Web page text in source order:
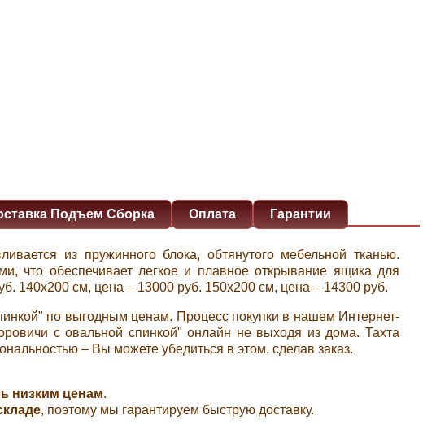
Подъем Сборка Оплата Гарантии
из пружинного блока, обтянутого мебельной тканью.
что обеспечивает легкое и плавное открывание ящика для
140x200 см, цена – 13000 руб. 150x200 см, цена – 14300 руб.
по выгодным ценам. Процесс покупки в нашем Интернет-
с овальной спинкой" онлайн не выходя из дома. Тахта
– Вы можете убедиться в этом, сделав заказ.
низким ценам.
, поэтому мы гарантируем быструю доставку.